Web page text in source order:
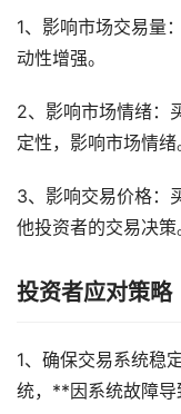
1、影响市场交易量
动性增强。
2、影响市场情绪：
定性，影响市场情绪
3、影响交易价格：
他投资者的交易决策
投资者应对策略
1、确保交易系统稳
统，**因系统故障导